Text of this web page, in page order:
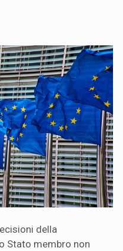
della
Stato membro non